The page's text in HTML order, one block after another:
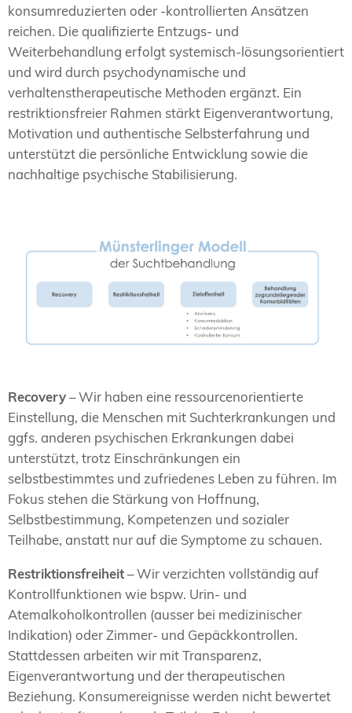
konsumreduzierten oder -kontrollierten Ansätzen
reichen. Die qualifizierte Entzugs- und
Weiterbehandlung erfolgt systemisch-lösungsorientiert
und wird durch psychodynamische und
verhaltenstherapeutische Methoden ergänzt. Ein
restriktionsfreier Rahmen stärkt Eigenverantwortung,
Motivation und authentische Selbsterfahrung und
unterstützt die persönliche Entwicklung sowie die
nachhaltige psychische Stabilisierung.
Recovery– Wir haben eine ressourcenorientierte
Einstellung, die Menschen mit Suchterkrankungen und
ggfs. anderen psychischen Erkrankungen dabei
unterstützt, trotz Einschränkungen ein
selbstbestimmtes und zufriedenes Leben zu führen. Im
Fokus stehen die Stärkung von Hoffnung,
Selbstbestimmung, Kompetenzen und sozialer
Teilhabe, anstatt nur auf die Symptome zu schauen.
Restriktionsfreiheit– Wir verzichten vollständig auf
Kontrollfunktionen wie bspw. Urin- und
Atemalkoholkontrollen (ausser bei medizinischer
Indikation) oder Zimmer- und Gepäckkontrollen.
Stattdessen arbeiten wir mit Transparenz,
Eigenverantwortung und der therapeutischen
Beziehung. Konsumereignisse werden nicht bewertet